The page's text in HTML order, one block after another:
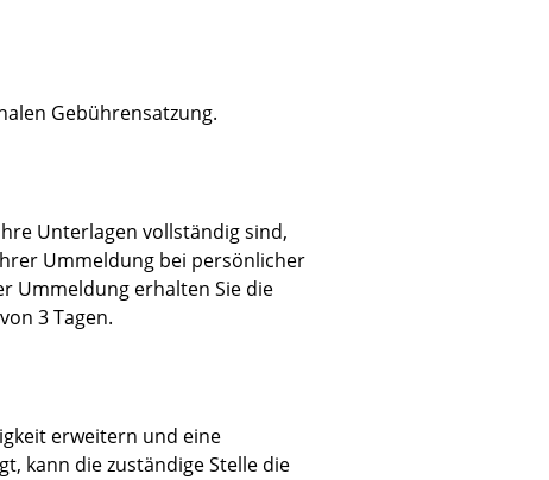
Gebührensatzung.
Unterlagen vollständig sind,
Ummeldung bei persönlicher
Ummeldung erhalten Sie die
3 Tagen.
erweitern und eine
kann die zuständige Stelle die